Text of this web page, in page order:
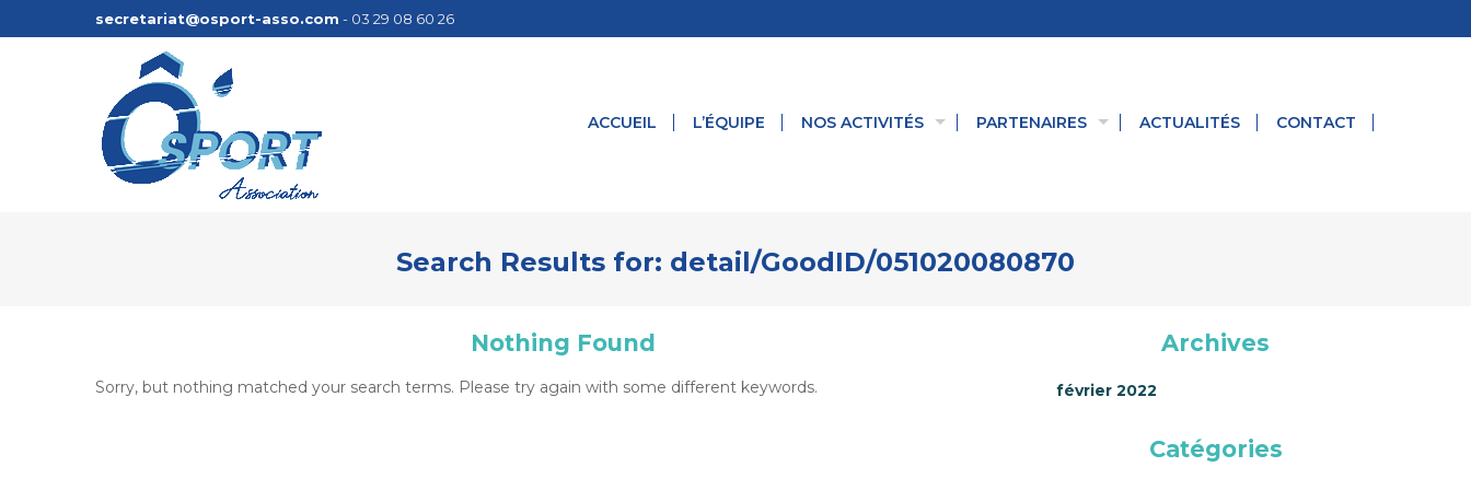
secretariat@osport-asso.com - 03 29 08 60 26
ACCUEIL L’ÉQUIPE NOS ACTIVITÉS PARTENAIRES ACTUALITÉS CONTACT
Search Results for: detail/GoodID/051020080870
Nothing Found
Sorry, but nothing matched your search terms. Please try again with some different keywords.
Archives
février 2022
Catégories